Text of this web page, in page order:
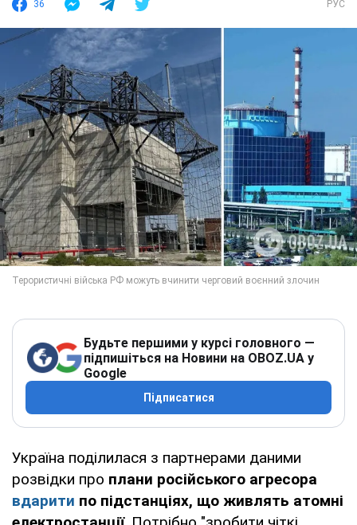
36 РУС
Будьте першими у курсі головного —
підпишіться на Новини на OBOZ.UA у
Google
Підписатися
Україна поділилася з партнерами даними
розвідки про плани російського агресора
вдарити по підстанціях, що живлять атомні